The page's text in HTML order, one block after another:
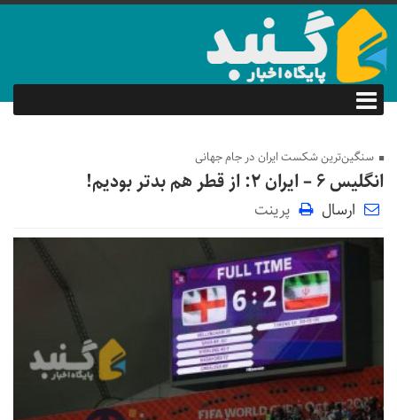
سنگین‌ترین شکست ایران در جام جهانی
انگلیس 6 – ایران 2: از قطر هم بدتر بودیم!
ارسال پرینت